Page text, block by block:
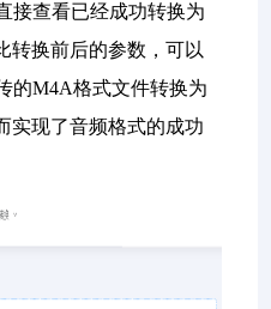
接查看已经成功转换为
转换前后的参数，可以
的M4A格式文件转换为
实现了音频格式的成功